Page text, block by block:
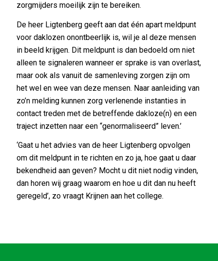
zorgmijders moeilijk zijn te bereiken.
De heer Ligtenberg geeft aan dat één apart meldpunt
voor daklozen onontbeerlijk is, wil je al deze mensen
in beeld krijgen. Dit meldpunt is dan bedoeld om niet
alleen te signaleren wanneer er sprake is van overlast,
maar ook als vanuit de samenleving zorgen zijn om
het wel en wee van deze mensen. Naar aanleiding van
zo’n melding kunnen zorg verlenende instanties in
contact treden met de betreffende dakloze(n) en een
traject inzetten naar een “genormaliseerd” leven.’
‘Gaat u het advies van de heer Ligtenberg opvolgen
om dit meldpunt in te richten en zo ja, hoe gaat u daar
bekendheid aan geven? Mocht u dit niet nodig vinden,
dan horen wij graag waarom en hoe u dit dan nu heeft
geregeld’, zo vraagt Krijnen aan het college.